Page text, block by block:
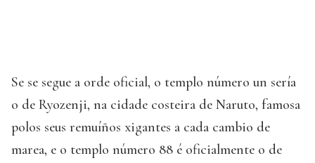
Se se segue a orde oficial, o templo número un sería
o de Ryozenji, na cidade costeira de Naruto, famosa
polos seus remuíños xigantes a cada cambio de
marea, e o templo número 88 é oficialmente o de